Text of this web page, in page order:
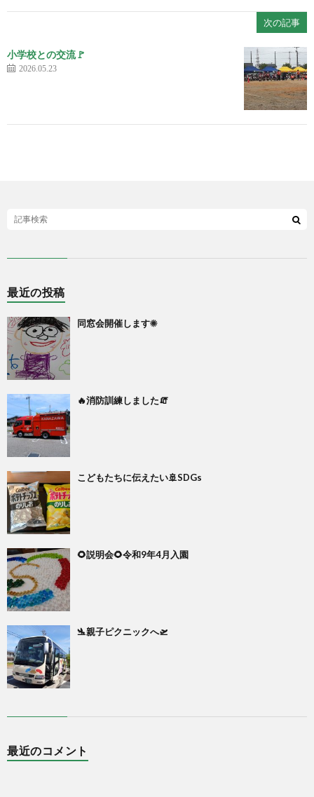
次の記事
小学校との交流🚩
2026.05.23
最近の投稿
同窓会開催します☀
🔥消防訓練しました🧯
こどもたちに伝えたい🚢SDGs
🌻説明会🌻令和9年4月入園
🛬親子ピクニックへ🛫
最近のコメント